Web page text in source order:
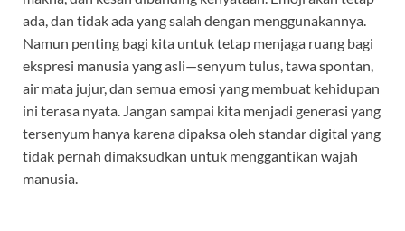
ada, dan tidak ada yang salah dengan menggunakannya.
Namun penting bagi kita untuk tetap menjaga ruang bagi
ekspresi manusia yang asli—senyum tulus, tawa spontan,
air mata jujur, dan semua emosi yang membuat kehidupan
ini terasa nyata. Jangan sampai kita menjadi generasi yang
tersenyum hanya karena dipaksa oleh standar digital yang
tidak pernah dimaksudkan untuk menggantikan wajah
manusia.